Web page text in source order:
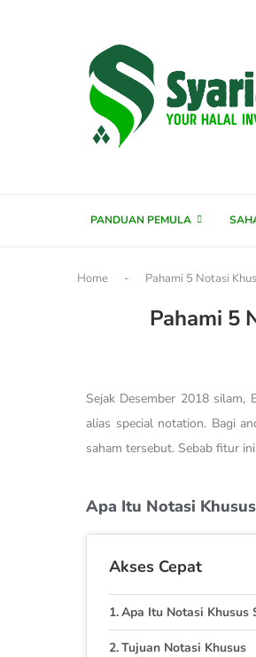
PANDUAN PEMULA
Home - Pahami 5 Notasi
Pahami 5
Sejak Desember 2018 silam,
alias special notation. Bagi
saham tersebut. Sebab fitur
Apa Itu Notasi
Akses Cepat
Apa Itu Notasi Khusus
Tujuan Notasi Khusus